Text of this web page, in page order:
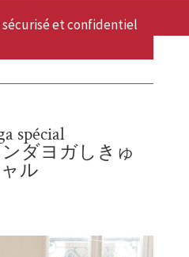
sécurisé et confidentiel
spécial
ンダヨガしきゅ
ル